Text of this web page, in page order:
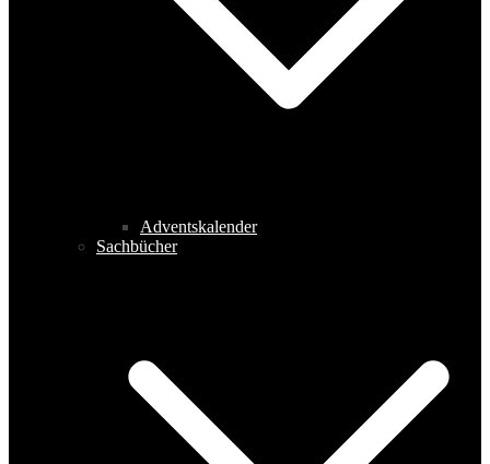
Adventskalender
Sachbücher